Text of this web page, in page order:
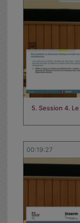
5. Session 4.
00:19:27